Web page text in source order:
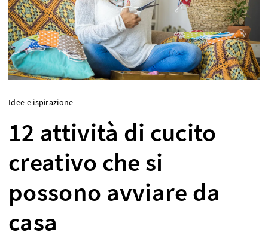
Idee e ispirazione
12 attività di cucito
creativo che si
possono avviare da
casa